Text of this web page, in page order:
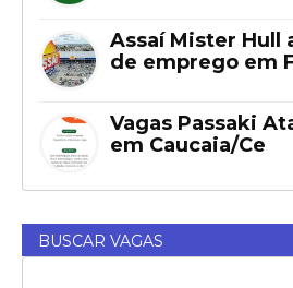
Assaí Mister Hull
de emprego em
Vagas Passaki
em Caucaia/Ce
BUSCAR VAGAS